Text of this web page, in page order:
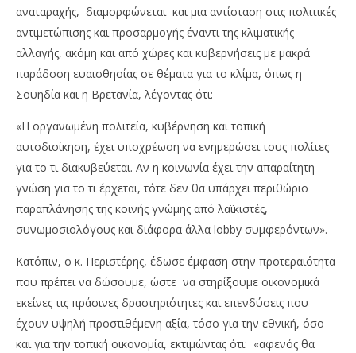
αναταραχής, διαμορφώνεται και μια αντίσταση στις πολιτικές
αντιμετώπισης και προσαρμογής έναντι της κλιματικής
αλλαγής, ακόμη και από χώρες και κυβερνήσεις με μακρά
παράδοση ευαισθησίας σε θέματα για το κλίμα, όπως η
Σουηδία και η Βρετανία, λέγοντας ότι:
«Η οργανωμένη πολιτεία, κυβέρνηση και τοπική
αυτοδιοίκηση, έχει υποχρέωση να ενημερώσει τους πολίτες
για το τι διακυβεύεται. Αν η κοινωνία έχει την απαραίτητη
γνώση για το τι έρχεται, τότε δεν θα υπάρχει περιθώριο
παραπλάνησης της κοινής γνώμης από λαϊκιστές,
συνωμοσιολόγους και διάφορα άλλα lobby συμφερόντων».
Κατόπιν, ο κ. Περιστέρης, έδωσε έμφαση στην προτεραιότητα
που πρέπει να δώσουμε, ώστε να στηρίξουμε οικονομικά
εκείνες τις πράσινες δραστηριότητες και επενδύσεις που
έχουν υψηλή προστιθέμενη αξία, τόσο για την εθνική, όσο
και για την τοπική οικονομία, εκτιμώντας ότι: «αφενός θα